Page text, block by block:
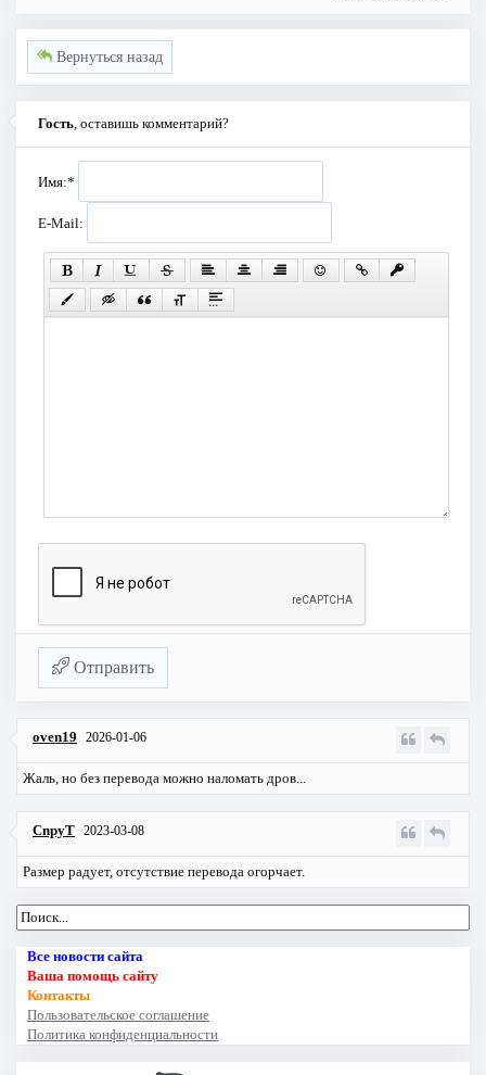
Вернуться назад
Гость, оставишь комментарий?
Имя:*
E-Mail:
Отправить
oven19 2026-01-06
Жаль, но без перевода можно наломать дров...
CnpyT 2023-03-08
Размер радует, отсутствие перевода огорчает.
Все новости сайта
Ваша помощь сайту
Контакты
Пользовательское соглашение
Политика конфиденциальности